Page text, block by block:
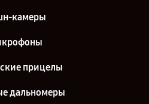
камеры
прицелы
дальномеры